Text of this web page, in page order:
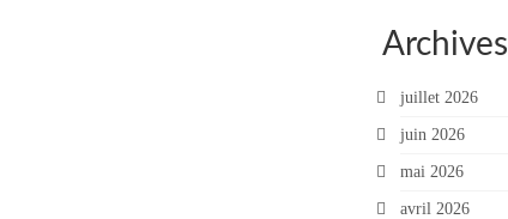
Archives
juillet 2026
juin 2026
mai 2026
avril 2026